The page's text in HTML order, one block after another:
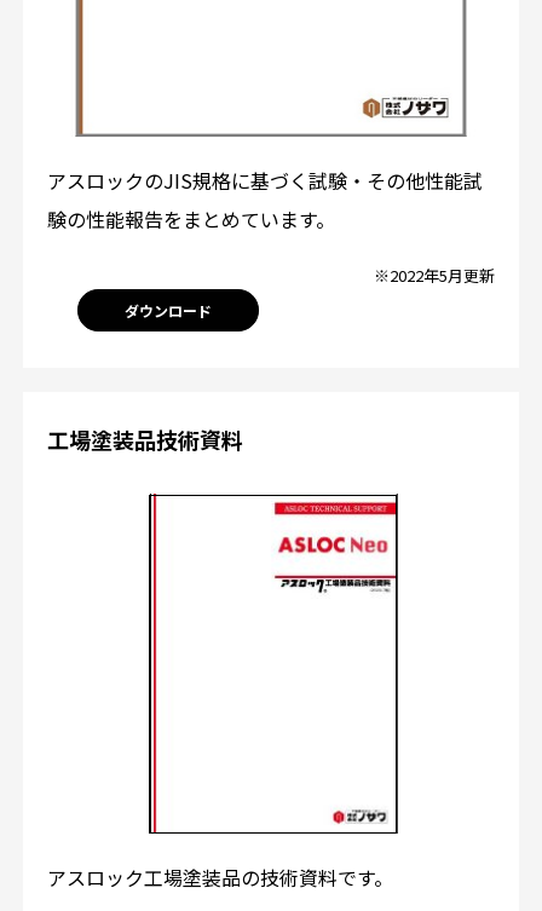
アスロックのJIS規格に基づく試験・その他性能試
験の性能報告をまとめています。
※2022年5月更新
ダウンロード
工場塗装品技術資料
アスロック工場塗装品の技術資料です。